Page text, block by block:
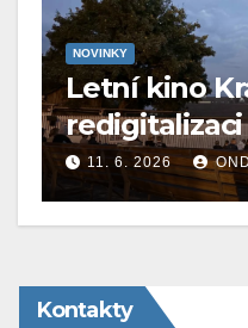
NOVINKY
Letní kino
redigitalizaci
11. 6. 2026
Kontakty